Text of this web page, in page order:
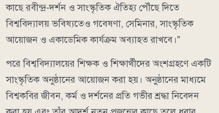
কাছে রবীন্দ্র-দর্শন ও সাংস্কৃতিক ঐতিহ্য পৌঁছে দিতে
বিশ্ববিদ্যালয় ভবিষ্যতেও গবেষণা, সেমিনার, সাংস্কৃতিক
আয়োজন ও একাডেমিক কার্যক্রম অব্যাহত রাখবে।"
পরে বিশ্ববিদ্যালয়ের শিক্ষক ও শিক্ষার্থীদের অংশগ্রহণে একটি
সাংস্কৃতিক অনুষ্ঠানের আয়োজন করা হয়। অনুষ্ঠানের মাধ্যমে
বিশ্বকবির জীবন, কর্ম ও দর্শনের প্রতি গভীর শ্রদ্ধা নিবেদন